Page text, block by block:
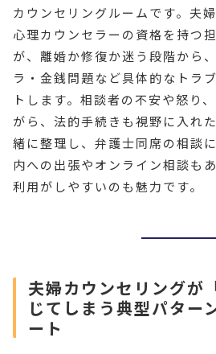
カウンセリングルームです。夫
心理カウンセラーの資格を持つ
が、離婚か修復か迷う段階から
ラ・金銭問題など具体的なトラ
トします。相談者の不安や怒り
がら、法的手続きも視野に入れ
緒に整理し、弁護士同席の相談
内への出張やオンライン相談も
利用がしやすいのも魅力です。
夫婦カウンセリングが
じてしまう典型パター
ート